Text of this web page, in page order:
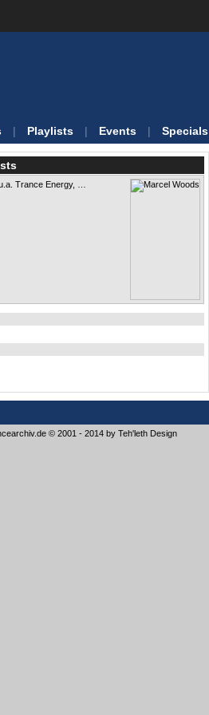
| Playlists | Events | Specials
Trance Energy, …
© 2001 - 2014 by Teh'leth Design